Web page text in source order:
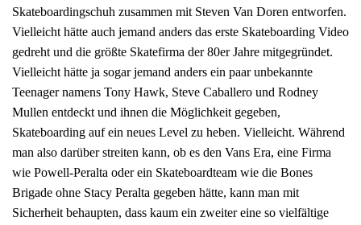
Skateboardingschuh zusammen mit Steven Van Doren entworfen.
Vielleicht hätte auch jemand anders das erste Skateboarding Video
gedreht und die größte Skatefirma der 80er Jahre mitgegründet.
Vielleicht hätte ja sogar jemand anders ein paar unbekannte
Teenager namens Tony Hawk, Steve Caballero und Rodney
Mullen entdeckt und ihnen die Möglichkeit gegeben,
Skateboarding auf ein neues Level zu heben. Vielleicht. Während
man also darüber streiten kann, ob es den Vans Era, eine Firma
wie Powell-Peralta oder ein Skateboardteam wie die Bones
Brigade ohne Stacy Peralta gegeben hätte, kann man mit
Sicherheit behaupten, dass kaum ein zweiter eine so vielfältige